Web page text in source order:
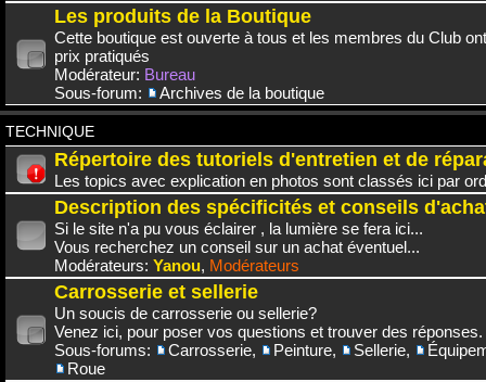
Les produits de la Boutique
Cette boutique est ouverte à tous et les membres du Club
prix pratiqués
Modérateur: Bureau
Sous-forum:
Archives de la boutique
TECHNIQUE
Répertoire des tutoriels d'entretien et de
Les topics avec explication en photos sont classés ici par
Description des spécificités et conseils
Si le site n'a pu vous éclairer , la lumière se fera ici...
Vous recherchez un conseil sur un achat éventuel...
Modérateurs: Yanou, Modérateurs
Carrosserie et sellerie
Un soucis de carrosserie ou sellerie?
Venez ici, pour poser vos questions et trouver des réponses.
Sous-forums:
Carrosserie, Peinture, Sellerie,
Roue